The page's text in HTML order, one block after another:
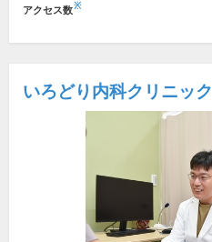
アクセス数※
いろどり内科クリニック